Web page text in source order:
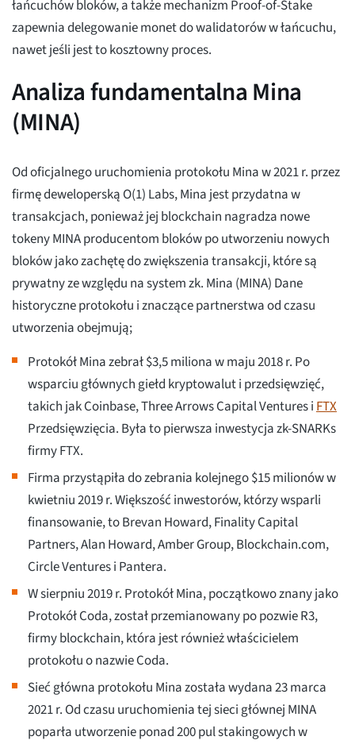
łańcuchów bloków, a także mechanizm Proof-of-Stake
zapewnia delegowanie monet do walidatorów w łańcuchu,
nawet jeśli jest to kosztowny proces.
Analiza fundamentalna Mina
(MINA)
Od oficjalnego uruchomienia protokołu Mina w 2021 r. przez
firmę deweloperską O(1) Labs, Mina jest przydatna w
transakcjach, ponieważ jej blockchain nagradza nowe
tokeny MINA producentom bloków po utworzeniu nowych
bloków jako zachętę do zwiększenia transakcji, które są
prywatny ze względu na system zk. Mina (MINA) Dane
historyczne protokołu i znaczące partnerstwa od czasu
utworzenia obejmują;
Protokół Mina zebrał $3,5 miliona w maju 2018 r. Po
wsparciu głównych giełd kryptowalut i przedsięwzięć,
takich jak Coinbase, Three Arrows Capital Ventures iFTX
Przedsięwzięcia. Była to pierwsza inwestycja zk-SNARKs
firmy FTX.
Firma przystąpiła do zebrania kolejnego $15 milionów w
kwietniu 2019 r. Większość inwestorów, którzy wsparli
finansowanie, to Brevan Howard, Finality Capital
Partners, Alan Howard, Amber Group, Blockchain.com,
Circle Ventures i Pantera.
W sierpniu 2019 r. Protokół Mina, początkowo znany jako
Protokół Coda, został przemianowany po pozwie R3,
firmy blockchain, która jest również właścicielem
protokołu o nazwie Coda.
Sieć główna protokołu Mina została wydana 23 marca
2021 r. Od czasu uruchomienia tej sieci głównej MINA
poparła utworzenie ponad 200 pul stakingowych w